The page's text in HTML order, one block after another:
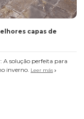
capas de
A solução perfeita para
inverno. Leer más